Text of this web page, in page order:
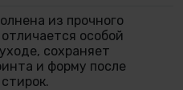
из прочного
особой
сохраняет
и форму после